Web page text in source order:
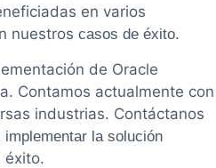
en varios
nuestros casos de éxito.
de Oracle
Contamos actualmente con
industrias. Contáctanos
implementar la solución
éxito.